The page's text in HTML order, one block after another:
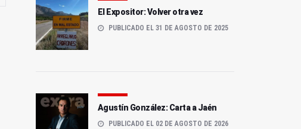
El Expositor: Volver otra vez
PUBLICADO EL 31 DE AGOSTO DE 2025
Agustín González: Carta a Jaén
PUBLICADO EL 02 DE AGOSTO DE 2026